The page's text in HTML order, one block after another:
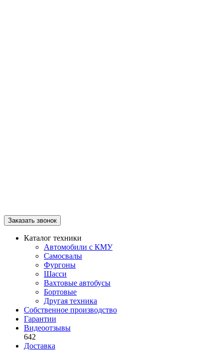
Заказать звонок
Каталог техники
Автомобили с КМУ
Самосвалы
Фургоны
Шасси
Вахтовые автобусы
Бортовые
Другая техника
Собственное производство
Гарантии
Видеоотзывы
642
Доставка